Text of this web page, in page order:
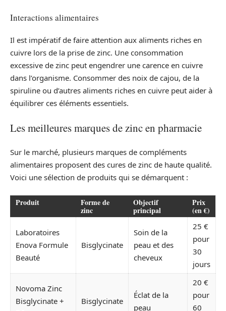
Interactions alimentaires
Il est impératif de faire attention aux aliments riches en
cuivre lors de la prise de zinc. Une consommation
excessive de zinc peut engendrer une carence en cuivre
dans l’organisme. Consommer des noix de cajou, de la
spiruline ou d’autres aliments riches en cuivre peut aider à
équilibrer ces éléments essentiels.
Les meilleures marques de zinc en pharmacie
Sur le marché, plusieurs marques de compléments
alimentaires proposent des cures de zinc de haute qualité.
Voici une sélection de produits qui se démarquent :
Produit Forme de
zinc
Objectif
principal
Prix
(en €)
Laboratoires
Enova Formule
Beauté
Bisglycinate
Soin de la
peau et des
cheveux
25 €
pour
30
jours
Novoma Zinc
Bisglycinate +
Bisglycinate
Éclat de la
peau
20 €
pour
60